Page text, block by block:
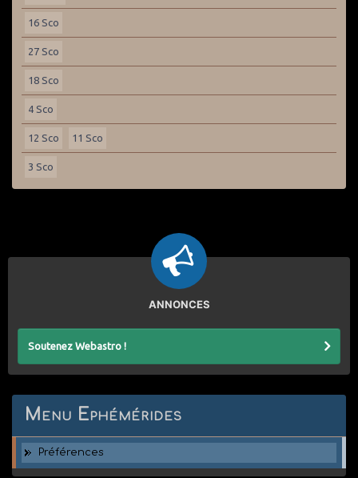
16 Sco
27 Sco
18 Sco
4 Sco
12 Sco 11 Sco
3 Sco
ANNONCES
Soutenez Webastro !
Menu Ephémérides
Préférences